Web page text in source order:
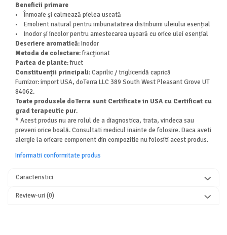
Beneficii primare
• Înmoaie și calmează pielea uscată
• Emolient natural pentru imbunatatirea distribuirii uleiului esențial
• Inodor și incolor pentru amestecarea ușoară cu orice ulei esențial
Descriere aromatică: Inodor
Metoda de colectare: fracţionat
Partea de plante: fruct
Constituenții principali: Caprilic / trigliceridă caprică
Furnizor: import USA, doTerra LLC 389 South West Pleasant Grove UT
84062.
Toate produsele doTerra sunt Certificate in USA cu Certificat cu
grad terapeutic pur.
* Acest produs nu are rolul de a diagnostica, trata, vindeca sau
preveni orice boală. Consultati medicul inainte de folosire. Daca aveti
alergie la oricare component din compozitie nu folositi acest produs.
Informatii conformitate produs
Caracteristici
Review-uri(0)